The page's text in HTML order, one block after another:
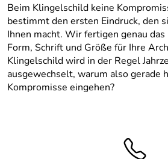
Beim Klingelschild keine
bestimmt den ersten Eindruck, den
Ihnen macht. Wir fertigen genau
Form, Schrift und Größe für Ihre
Klingelschild wird in der Regel
ausgewechselt, warum also gerade
Kompromisse eingehen?